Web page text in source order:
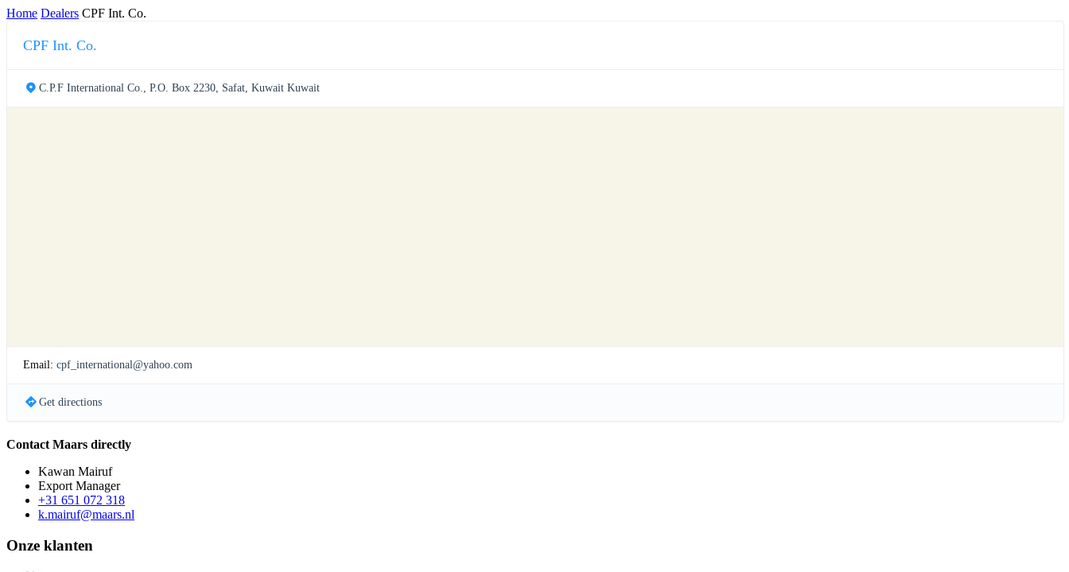
Home Dealers CPF Int. Co.
CPF Int. Co.
C.P.F International Co., P.O. Box 2230, Safat, Kuwait Kuwait
Email: cpf_international@yahoo.com
Get directions
Contact Maars directly
Kawan Mairuf
Export Manager
+31 651 072 318
k.mairuf@maars.nl
Onze klanten